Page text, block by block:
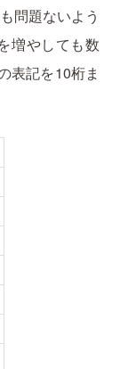
問題ないよう
増やしても数
表記を10桁ま